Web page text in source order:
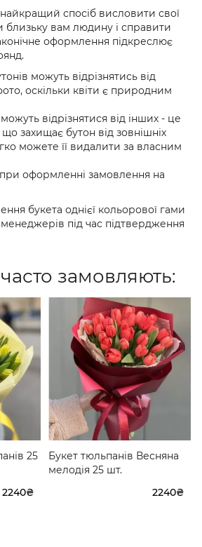
спосіб висловити свої
близьку вам людину і справити
оформлення підкреслює
можуть відрізнятись від
оскільки квіти є природним
відрізнятися від інших - це
захищає бутон від зовнішніх
можете її видалити за власним
при оформленні замовлення на
букета однієї кольорової гами
під час підтвердження
замовляють:
25
2240₴
Букет тюльпанів Весняна
мелодія 25 шт.
2240₴